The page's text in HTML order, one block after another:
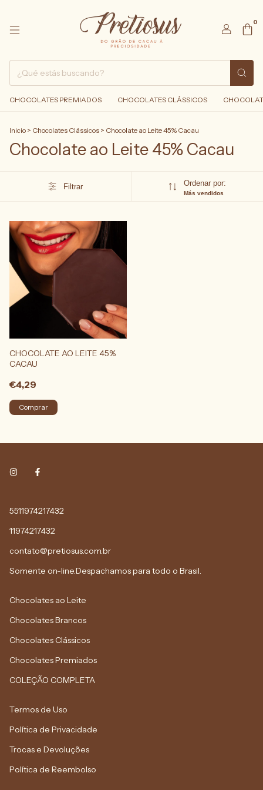
0
CHOCOLATES PREMIADOS CHOCOLATES CLÁSSICOS
Inicio > Chocolates Clássicos > Chocolate ao Leite 45% Cacau
Chocolate ao Leite 45% Cacau
Filtrar Ordenar por:
Más vendidos
CHOCOLATE AO LEITE 45%
CACAU
€4,29
5511974217432
11974217432
contato@pretiosus.com.br
Somente on-line.Despachamos para todo o Brasil.
Chocolates ao Leite
Chocolates Brancos
Chocolates Clássicos
Chocolates Premiados
COLEÇÃO COMPLETA
Termos de Uso
Política de Privacidade
Trocas e Devoluções
Política de Reembolso